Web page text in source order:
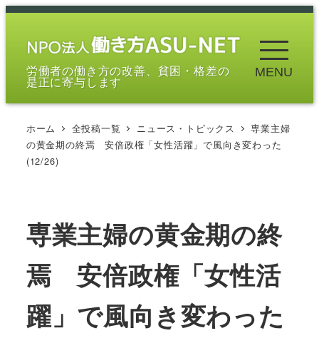
メ
労働者の働き方の改善、貧困・格差の
是正に寄与します
MENU
ホーム 全投稿一覧 ニュース・トピックス
専業主婦
の黄金期の終焉 安倍政権「女性活躍」で風向き変わった
(12/26)
専業主婦の黄金期の終
焉 安倍政権「女性活
躍」で風向き変わった